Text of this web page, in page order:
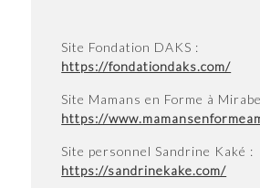
Site Fondation DAKS :
https://fondationdaks.com/
Site Mamans en Forme à
https://
Site personnel Sandrine Kaké :
https://sandrinekake.com/